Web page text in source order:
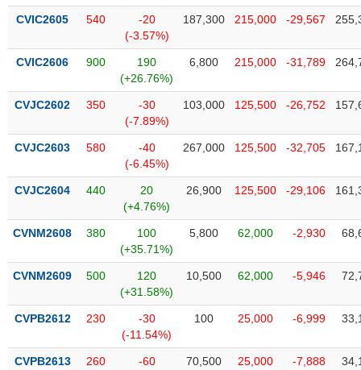
CVIC2605 540
-20
(-3.57%)
187,300 215,000 -29,567
CVIC2606 900
190
(+26.76%)
6,800 215,000 -31,789
CVJC2602 350
-30
(-7.89%)
103,000 125,500 -26,752
CVJC2603 580
-40
(-6.45%)
267,000 125,500 -32,705
CVJC2604 440
20
(+4.76%)
26,900 125,500 -29,106
CVNM2608 380
100
(+35.71%)
5,800 62,000 -2,930
CVNM2609 500
120
(+31.58%)
10,500 62,000 -5,946
CVPB2612 230
-30
(-11.54%)
100 25,000 -6,999
CVPB2613 260
-60
70,500 25,000 -7,888
tạo
Công
đầu
tư
Truyền